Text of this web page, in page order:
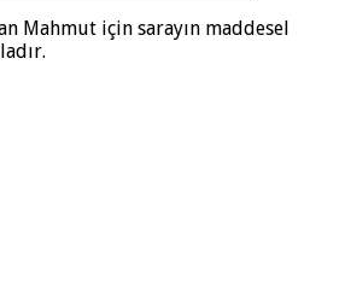
Mahmut için sarayın maddesel